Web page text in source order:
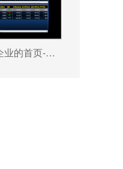
如何选择适合自己企业的首页-快彩在线官网有限公司 ?